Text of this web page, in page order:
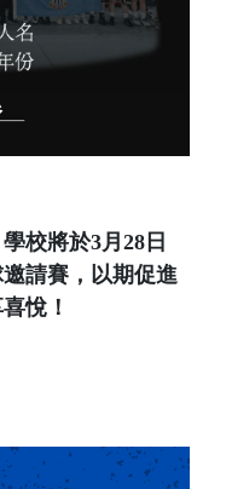
校將於3月28日
請賽，以期促進
悅！